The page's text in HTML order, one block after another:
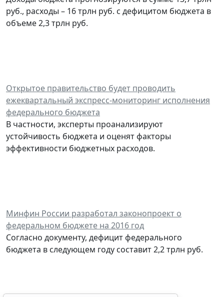
руб., расходы – 16 трлн руб. с дефицитом бюджета в
объеме 2,3 трлн руб.
Открытое правительство будет проводить
ежеквартальный экспресс-мониторинг исполнения
федерального бюджета
В частности, эксперты проанализируют
устойчивость бюджета и оценят факторы
эффективности бюджетных расходов.
Минфин России разработал законопроект о
федеральном бюджете на 2016 год
Согласно документу, дефицит федерального
бюджета в следующем году составит 2,2 трлн руб.